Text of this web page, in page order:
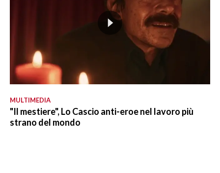
MULTIMEDIA
"Il mestiere", Lo Cascio anti-eroe nel lavoro più
strano del mondo